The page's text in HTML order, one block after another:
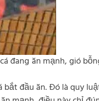
đang ăn mạnh, gió
đầu ăn. Đó là quy